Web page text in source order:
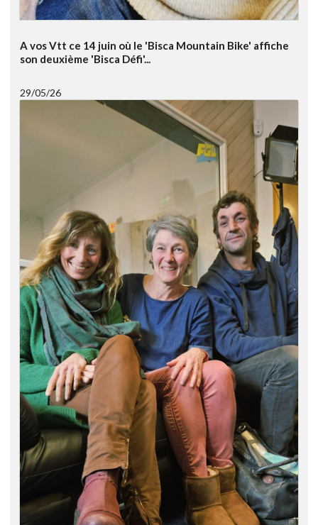
A vos Vtt ce 14 juin où le 'Bisca Mountain Bike' affiche
son deuxième 'Bisca Défi'...
29/05/26